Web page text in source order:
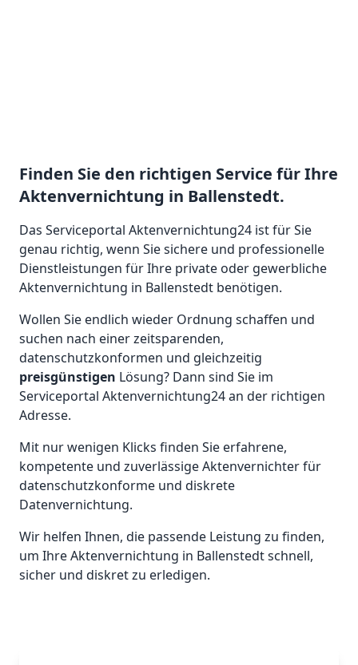
Finden Sie den richtigen Service für Ihre
Aktenvernichtung in Ballenstedt.
Das Serviceportal Aktenvernichtung24 ist für Sie
genau richtig, wenn Sie sichere und professionelle
Dienstleistungen für Ihre private oder gewerbliche
Aktenvernichtung in Ballenstedt benötigen.
Wollen Sie endlich wieder Ordnung schaffen und
suchen nach einer zeitsparenden,
datenschutzkonformen und gleichzeitig
preisgünstigen Lösung? Dann sind Sie im
Serviceportal Aktenvernichtung24 an der richtigen
Adresse.
Mit nur wenigen Klicks finden Sie erfahrene,
kompetente und zuverlässige Aktenvernichter für
datenschutzkonforme und diskrete
Datenvernichtung.
Wir helfen Ihnen, die passende Leistung zu finden,
um Ihre Aktenvernichtung in Ballenstedt schnell,
sicher und diskret zu erledigen.